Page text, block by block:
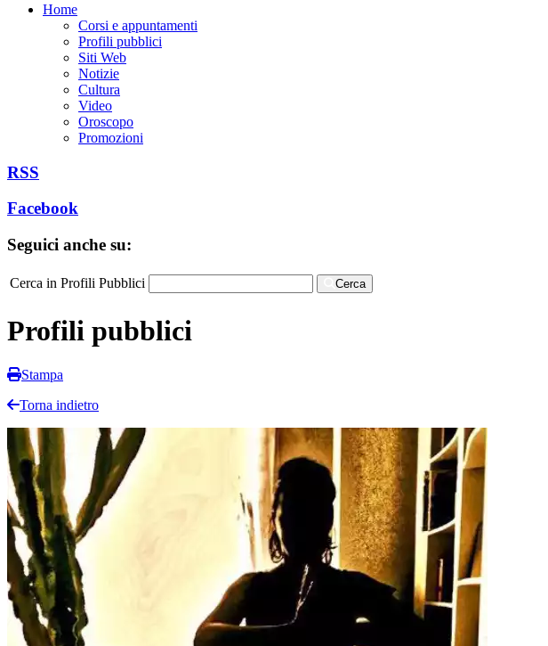
Home
Corsi e appuntamenti
Profili pubblici
Siti Web
Notizie
Cultura
Video
Oroscopo
Promozioni
RSS
Facebook
Seguici anche su:
Cerca in Profili Pubblici Cerca
Profili pubblici
Stampa
Torna indietro